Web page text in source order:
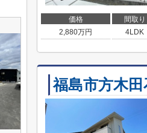
価格
間取り
2,880万円 4LDK
福島市方木